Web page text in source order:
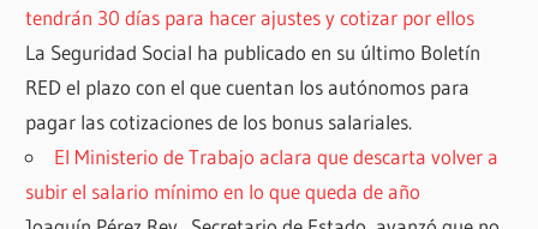
tendrán 30 días para hacer ajustes y cotizar por ellos
La Seguridad Social ha publicado en su último Boletín
RED el plazo con el que cuentan los autónomos para
pagar las cotizaciones de los bonus salariales.
El Ministerio de Trabajo aclara que descarta volver a
subir el salario mínimo en lo que queda de año